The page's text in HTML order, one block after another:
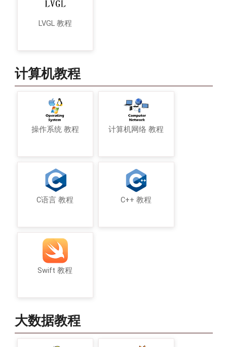
LVGL 教程
计算机教程
操作系统 教程 计算机网络 教程
C语言 教程 C++ 教程
Swift 教程
大数据教程